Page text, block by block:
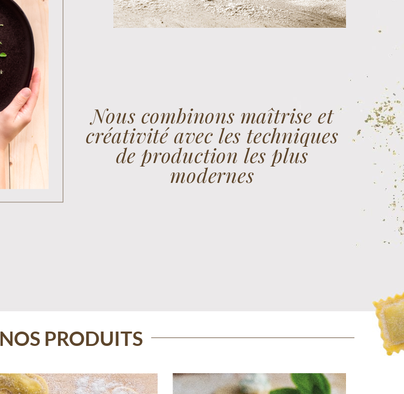
Nous combinons maîtrise et
créativité avec les techniques
de production les plus
modernes
NOS PRODUITS